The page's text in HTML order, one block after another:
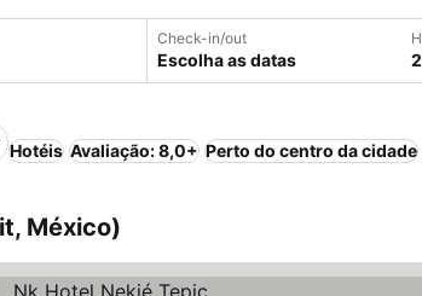
Check-in/out
Escolha as datas
Hotéis Avaliação: 8,0+ Perto do centro da cidade
México)